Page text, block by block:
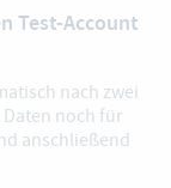
Test-Account
nach zwei
noch für
anschließend